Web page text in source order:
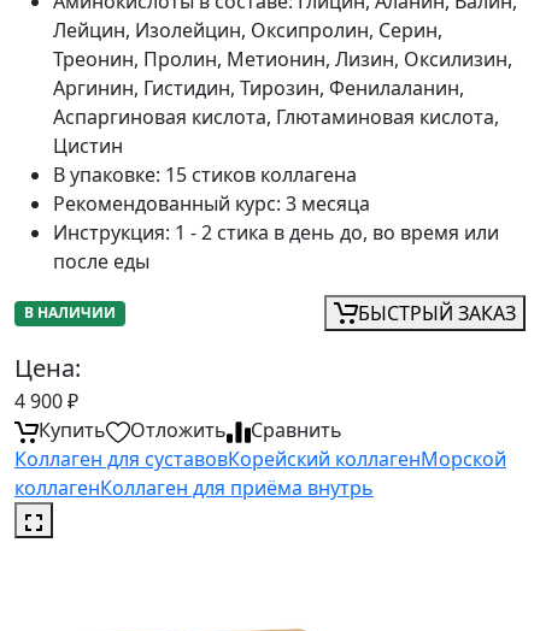
Лейцин, Изолейцин, Оксипролин, Серин,
Треонин, Пролин, Метионин, Лизин, Оксилизин,
Аргинин, Гистидин, Тирозин, Фенилаланин,
Аспаргиновая кислота, Глютаминовая кислота,
Цистин
В упаковке: 15 стиков коллагена
Рекомендованный курс: 3 месяца
Инструкция: 1 - 2 стика в день до, во время или
после еды
В НАЛИЧИИ БЫСТРЫЙ ЗАКАЗ
Цена:
4 900₽
Купить
Отложить
Сравнить
Коллаген для суставовКорейский коллагенМорской
коллагенКоллаген для приёма внутрь